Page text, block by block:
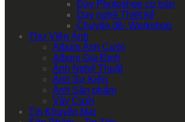
Dạy Photoshop cơ bản
Dạy nghề Thiết kế
Chuyên đề- Workshop
Thư Viện Ảnh
Album Ảnh Cưới
Album Gia Đình
Ảnh Nghệ Thuật
Ảnh Sự Kiện
Ảnh Sản phẩm
Váy Cưới
Tin Khuyến Mại